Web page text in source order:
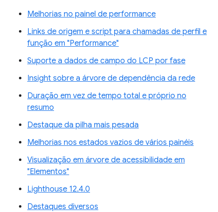
Melhorias no painel de performance
Links de origem e script para chamadas de perfil e
função em "Performance"
Suporte a dados de campo do LCP por fase
Insight sobre a árvore de dependência da rede
Duração em vez de tempo total e próprio no
resumo
Destaque da pilha mais pesada
Melhorias nos estados vazios de vários painéis
Visualização em árvore de acessibilidade em
"Elementos"
Lighthouse 12.4.0
Destaques diversos